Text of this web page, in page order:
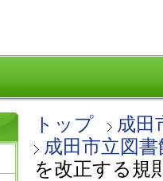
トップ
成田
成田市立図
を改正する規